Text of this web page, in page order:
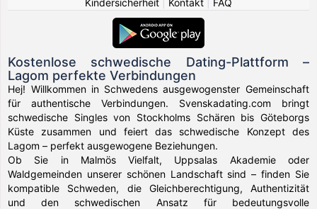
Kostenlose schwedische Dating-Plattform –
Lagom perfekte Verbindungen
Hej! Willkommen in Schwedens ausgewogenster Gemeinschaft
für authentische Verbindungen. Svenskadating.com bringt
schwedische Singles von Stockholms Schären bis Göteborgs
Küste zusammen und feiert das schwedische Konzept des
Lagom – perfekt ausgewogene Beziehungen.
Ob Sie in Malmös Vielfalt, Uppsalas Akademie oder
Waldgemeinden unserer schönen Landschaft sind – finden Sie
kompatible Schweden, die Gleichberechtigung, Authentizität
und den schwedischen Ansatz für bedeutungsvolle